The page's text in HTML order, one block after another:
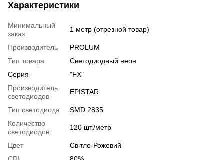
Характеристики
Минимальный
заказ
1 метр (отрезной товар)
Производитель
PROLUM
Тип товара
Светодиодный неон
Серия
"FX"
Производитель
светодиодов
EPISTAR
Тип светодиода
SMD 2835
Количество
светодиодов
120 шт./метр
Цвет
Світло-Рожевий